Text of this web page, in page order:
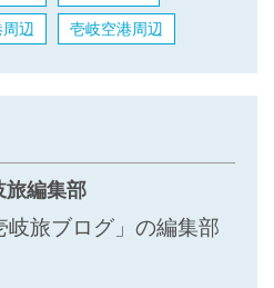
辺 壱岐空港周辺
旅編集部
岐旅ブログ」の編集部